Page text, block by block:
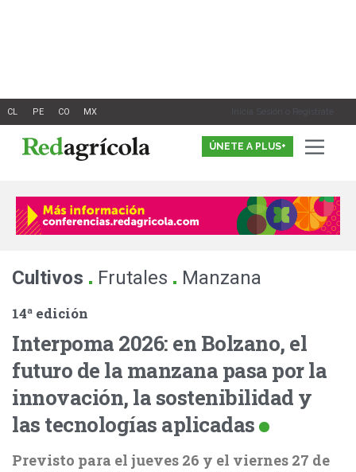
Inicia Sesión o Registrate
ÚNETE A PLUS+
Cultivos . Frutales . Manzana
14ª edición
Interpoma 2026: en Bolzano, el
futuro de la manzana pasa por la
innovación, la sostenibilidad y
las tecnologías aplicadas
Previsto para el jueves 26 y el viernes 27 de